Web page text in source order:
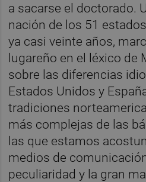
a sacarse el doctorado.
nación de los 51
ya casi veinte años,
lugareño en el léxico de
sobre las diferencias
Estados Unidos y
tradiciones
más complejas de las
las que estamos
medios de
peculiaridad y la gran